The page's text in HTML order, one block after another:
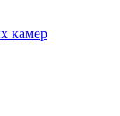
камер